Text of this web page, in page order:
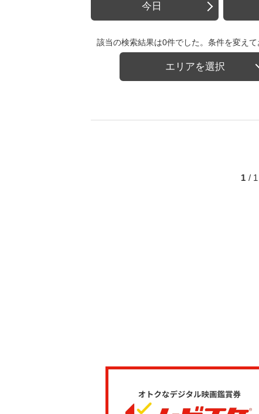
今日
該当の検索結果は0件でした。条件を変えて
エリアを選択
1 /